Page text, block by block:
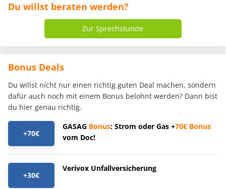
Du willst beraten werden?
Zur Sprechstunde
Bonus Deals
Du willst nicht nur einen richtig guten Deal machen, sondern
dafür auch noch mit einem Bonus belohnt werden? Dann bist
du hier genau richtig.
+70€
GASAG Bonus: Strom oder Gas +70€ Bonus
vom Doc!
+30€
Verivox Unfallversicherung